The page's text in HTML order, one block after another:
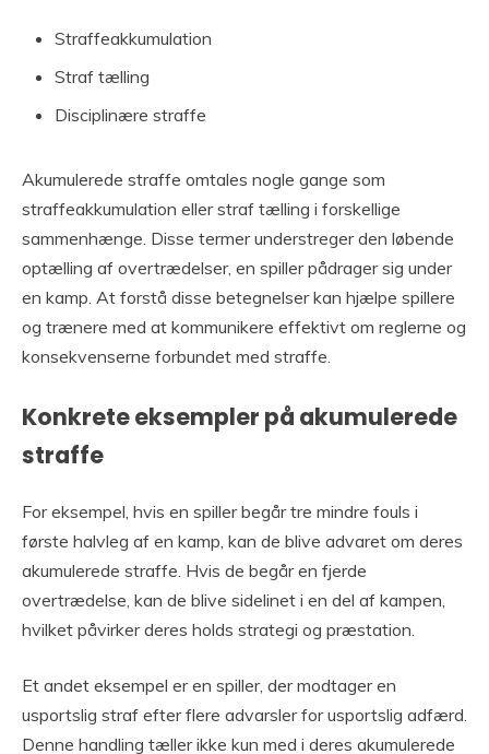
Straffeakkumulation
Straf tælling
Disciplinære straffe
Akumulerede straffe omtales nogle gange som
straffeakkumulation eller straf tælling i forskellige
sammenhænge. Disse termer understreger den løbende
optælling af overtrædelser, en spiller pådrager sig under
en kamp. At forstå disse betegnelser kan hjælpe spillere
og trænere med at kommunikere effektivt om reglerne og
konsekvenserne forbundet med straffe.
Konkrete eksempler på akumulerede
straffe
For eksempel, hvis en spiller begår tre mindre fouls i
første halvleg af en kamp, kan de blive advaret om deres
akumulerede straffe. Hvis de begår en fjerde
overtrædelse, kan de blive sidelinet i en del af kampen,
hvilket påvirker deres holds strategi og præstation.
Et andet eksempel er en spiller, der modtager en
usportslig straf efter flere advarsler for usportslig adfærd.
Denne handling tæller ikke kun med i deres akumulerede